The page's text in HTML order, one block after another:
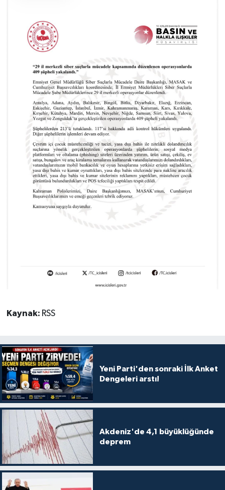
Kaynak: RSS
Yeni Parti'den sonraki İlk Anket
Dengeleri arstı!
Akdeniz'de 4,1 büyüklüğünde
deprem